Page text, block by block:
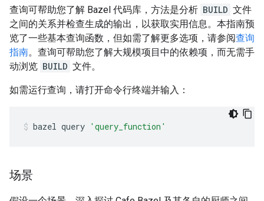
查询可帮助您了解 Bazel 代码库，方法是分析 BUILD 文件
之间的关系并检查生成的输出，以获取实用信息。本指南预
览了一些基本查询函数，但如需了解更多选项，请参阅查询
指南。查询可帮助您了解大规模项目中的依赖项，而无需手
动浏览 BUILD 文件。
如需运行查询，请打开命令行终端并输入：
bazel query 'query_function'
场景